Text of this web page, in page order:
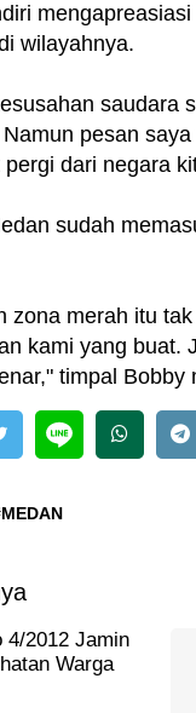
wilayahnya.
saudara
pesan
dari negara
sudah
zona merah itu
kami yang buat.
timpal Bobby
4/2012 Jamin
Warga